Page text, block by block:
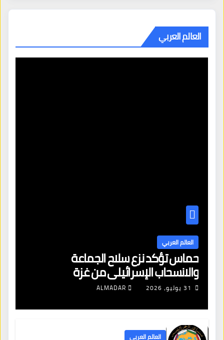
العالم العربي
العالم العربي
حماس تؤكد نزع سلاح الجماعة
والانسحاب الإسرائيلي من غزة
31 يوليو، 2026 ALMADAR
العالم العربي